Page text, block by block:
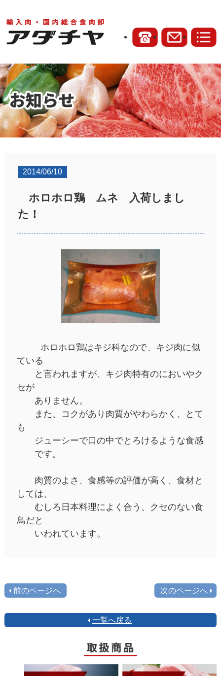
2014/06/10
ホロホロ鶏 ムネ 入荷しまし
た！
ホロホロ鶏はキジ科なので、キジ肉に似
ている
と言われますが、キジ肉特有のにおいやク
セが
ありません。
また、コクがあり肉質がやわらかく、とて
も
ジューシーで口の中でとろけるような食感
です。
肉質のよさ、食感等の評価が高く、食材と
しては、
むしろ日本料理によく合う、クセのない食
鳥だと
いわれています。
前のページへ 次のページへ
一覧へ戻る